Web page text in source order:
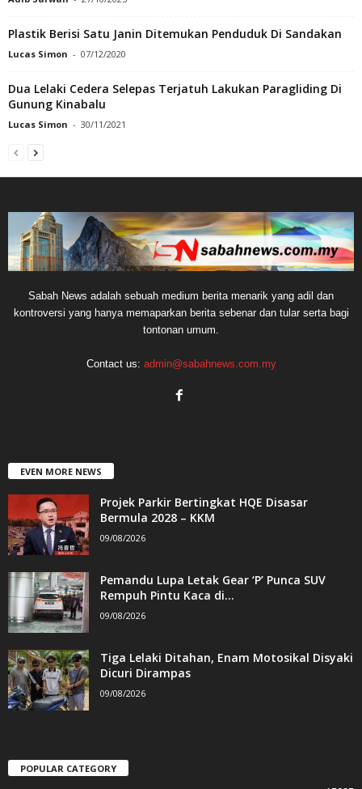
Plastik Berisi Satu Janin Ditemukan Penduduk Di Sandakan
Lucas Simon - 07/12/2020
Dua Lelaki Cedera Selepas Terjatuh Lakukan Paragliding Di
Gunung Kinabalu
Lucas Simon - 30/11/2021
Sabah News adalah sebuah medium berita menarik yang adil dan
kontroversi yang hanya memaparkan berita sebenar dan tular serta bagi
tontonan umum.
Contact us: admin@sabahnews.com.my
EVEN MORE NEWS
Projek Parkir Bertingkat HQE Disasar
Bermula 2028 – KKM
09/08/2026
Pemandu Lupa Letak Gear ‘P’ Punca SUV
Rempuh Pintu Kaca di...
09/08/2026
Tiga Lelaki Ditahan, Enam Motosikal Disyaki
Dicuri Dirampas
09/08/2026
POPULAR CATEGORY